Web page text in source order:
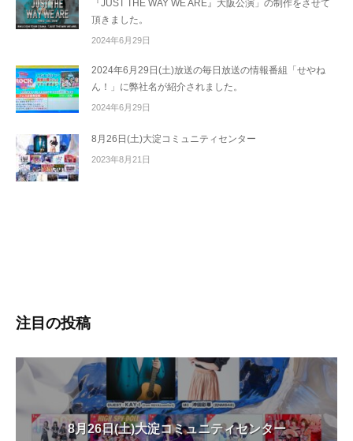
『JUST THE WAY WE ARE』大阪公演」の制作をさせて
頂きました。
2024年6月29日
2024年6月29日(土)放送の毎日放送の情報番組「せやね
ん！」に弊社名が紹介されました。
2024年6月29日
8月26日(土)大淀コミュニティセンター
2023年8月21日
注目の投稿
8月26日(土)大淀コミュニティセンター